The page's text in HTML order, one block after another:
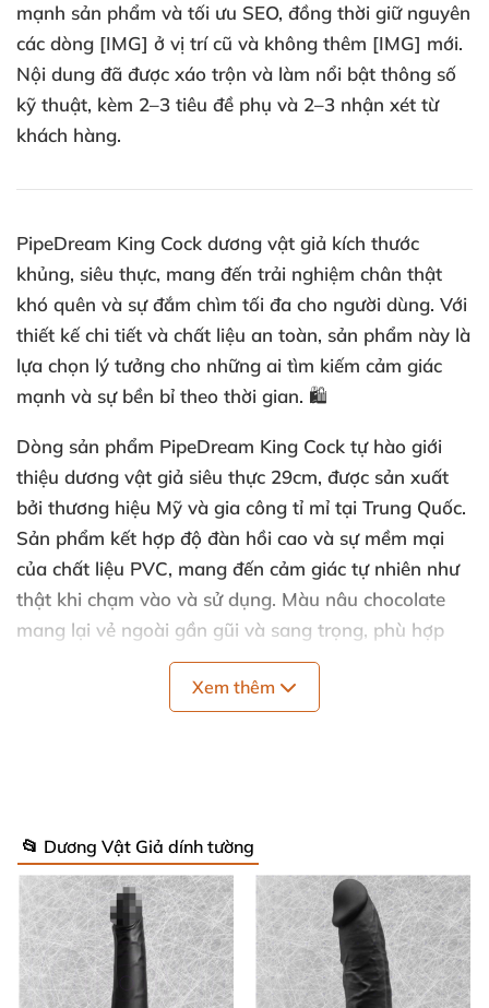
mạnh sản phẩm và tối ưu SEO, đồng thời giữ nguyên
các dòng [IMG] ở vị trí cũ và không thêm [IMG] mới.
Nội dung đã được xáo trộn và làm nổi bật thông số
kỹ thuật, kèm 2–3 tiêu đề phụ và 2–3 nhận xét từ
khách hàng.
PipeDream King Cock dương vật giả kích thước
khủng, siêu thực, mang đến trải nghiệm chân thật
khó quên và sự đắm chìm tối đa cho người dùng. Với
thiết kế chi tiết và chất liệu an toàn, sản phẩm này là
lựa chọn lý tưởng cho những ai tìm kiếm cảm giác
mạnh và sự bền bỉ theo thời gian. 🛍️
Dòng sản phẩm PipeDream King Cock tự hào giới
thiệu dương vật giả siêu thực 29cm, được sản xuất
bởi thương hiệu Mỹ và gia công tỉ mỉ tại Trung Quốc.
Sản phẩm kết hợp độ đàn hồi cao và sự mềm mại
của chất liệu PVC, mang đến cảm giác tự nhiên như
thật khi chạm vào và sử dụng. Màu nâu chocolate
mang lại vẻ ngoài gần gũi và sang trọng, phù hợp
cho mọi không gian trải nghiệm riêng tư. 🌟
Thông Số Kỹ Thuật Nổi Bật – Siêu Lớn, Siêu Thực!
nhiên
Chiều dài tổng: 29.2 cm – chinh phục mọi thử
thách
Chiều dài hoạt động: 22.2 cm – tập trung khoái
Xem thêm
📂 Dương Vật Giả dính tường